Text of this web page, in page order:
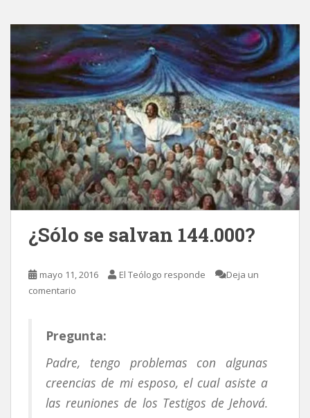
¿Sólo se salvan 144.000?
mayo 11, 2016 El Teólogo responde
Deja un
comentario
Pregunta:
Padre, tengo problemas con algunas
creencias de mi esposo, el cual asiste a
las reuniones de los Testigos de Jehová.